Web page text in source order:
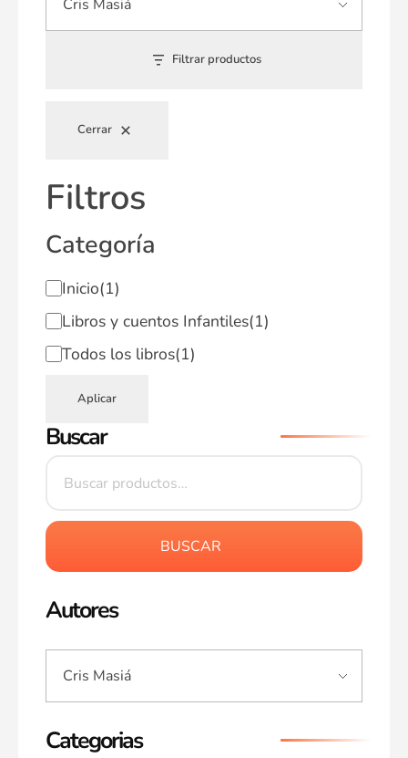
Filtrar productos
Cerrar
Filtros
Categoría
Inicio(1)
Libros y cuentos Infantiles(1)
Todos los libros(1)
Aplicar
Buscar
BUSCAR
Autores
Categorias